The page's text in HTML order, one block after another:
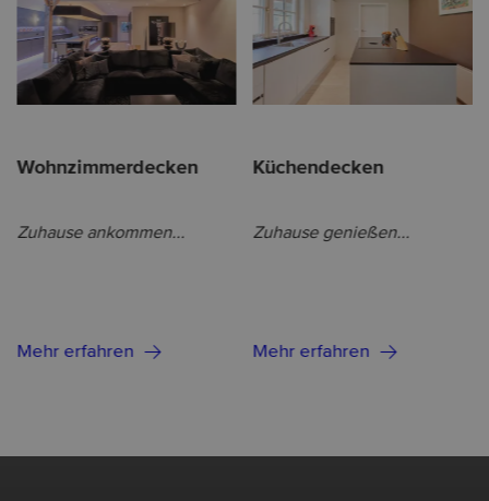
Wohnzimmerdecken
Zuhause ankommen...
Mehr erfahren
Küchendecken
Zuhause genießen...
Mehr erfahren